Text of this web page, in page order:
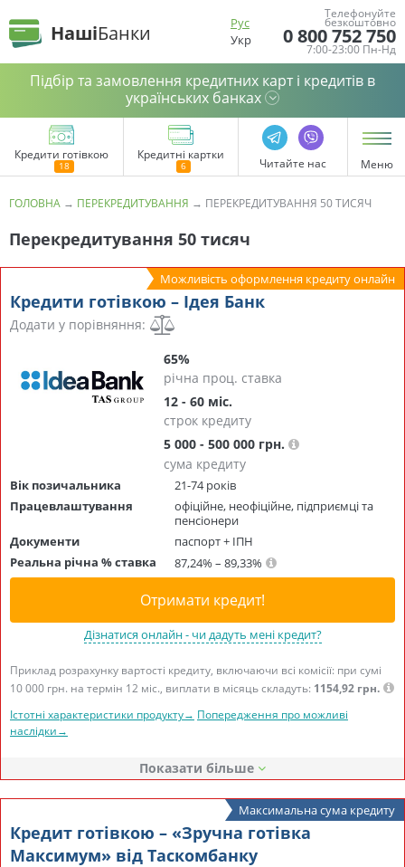
НашіБанки
Рус
Укр
Телефонуйте
безкоштовно
0 800 752 750
7:00-23:00 Пн-Нд
Підбір та замовлення кредитних карт і кредитів в
українських банках
Кредити готівкою Кредитні картки
Читайте нас Меню
ГОЛОВНА → ПЕРЕКРЕДИТУВАННЯ → ПЕРЕКРЕДИТУВАННЯ 50 ТИСЯЧ
Перекредитування 50 тисяч
Можливість оформлення кредиту онлайн
Кредити готівкою – Ідея Банк
Додати у порівняння:
65%
річна проц. ставка
12 - 60 міс.
строк кредиту
5 000 - 500 000 грн.
сума кредиту
Вік позичальника
21-74 років
Працевлаштування
офіційне, неофіційне, підприємці та
пенсіонери
Документи
паспорт + ІПН
Реальна річна % ставка
87,24% – 89,33%
Отримати кредит!
Дізнатися онлайн - чи дадуть мені кредит?
Приклад розрахунку вартості кредиту, включаючи всі комісії: при сумі
10 000 грн. на термін 12 міс., виплати в місяць складуть: 1154,92 грн.
Істотні характеристики продукту→ Попередження про можливі
наслідки→
Показати
Максимальна сума кредиту
Кредит готівкою – «Зручна готівка
Максимум» від Таскомбанку